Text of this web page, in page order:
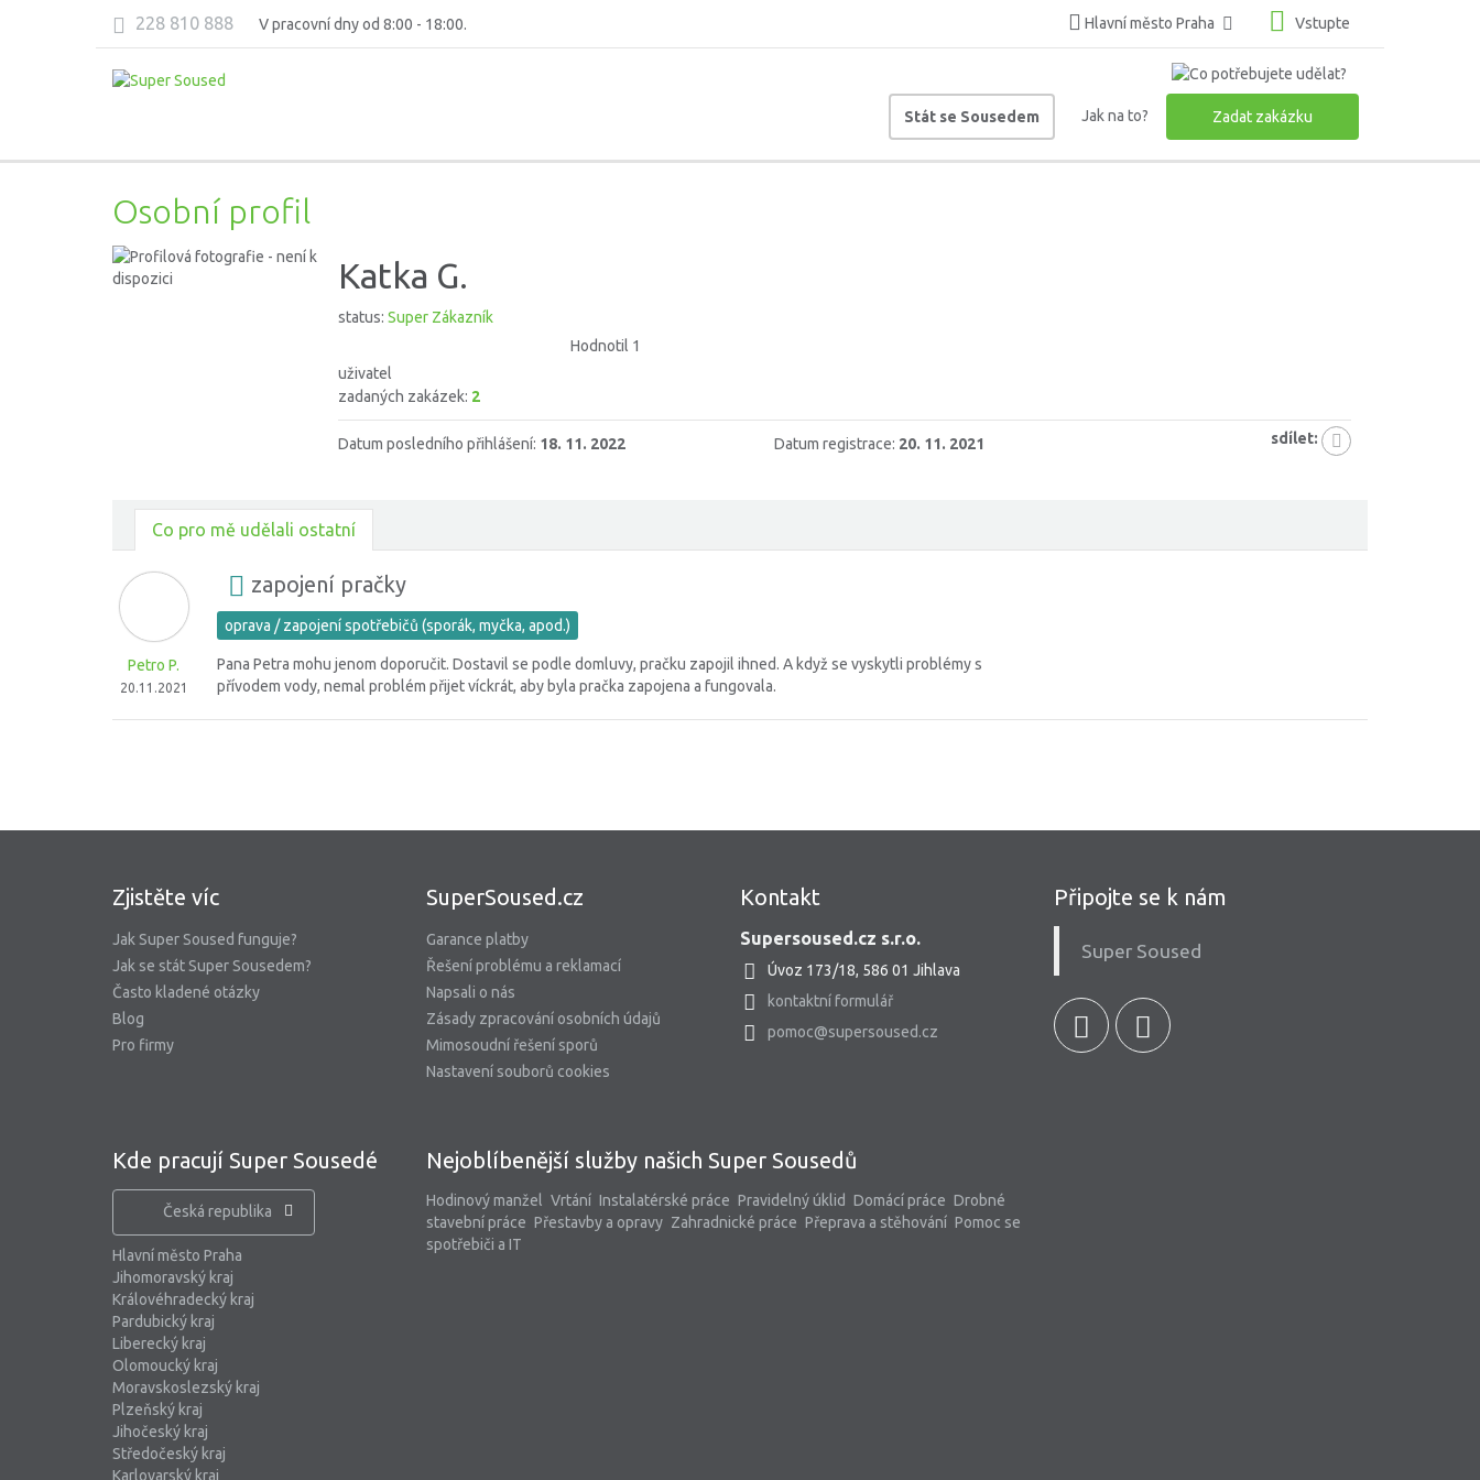
228 810 888 V pracovní dny od 8:00 - 18:00. Hlavní město Praha Vstupte
Stát se Sousedem Jak na to? Zadat zakázku
Osobní profil
Katka G.
status: Super Zákazník
Hodnotil 1
uživatel
zadaných zakázek: 2
Datum posledního přihlášení: 18. 11. 2022 Datum registrace: 20. 11. 2021 sdílet:
Co pro mě udělali ostatní
Petro P.
20.11.2021
zapojení pračky
oprava / zapojení spotřebičů (sporák, myčka, apod.)
Pana Petra mohu jenom doporučit. Dostavil se podle domluvy, pračku zapojil ihned. A když se vyskytli problémy s
přívodem vody, nemal problém přijet víckrát, aby byla pračka zapojena a fungovala.
Zjistěte víc
Jak Super Soused funguje?
Jak se stát Super Sousedem?
Často kladené otázky
Blog
Pro firmy
SuperSoused.cz
Garance platby
Řešení problému a reklamací
Napsali o nás
Zásady zpracování osobních údajů
Mimosoudní řešení sporů
Nastavení souborů cookies
Kontakt
Supersoused.cz s.r.o.
Úvoz 173/18, 586 01 Jihlava
kontaktní formulář
pomoc@supersoused.cz
Kde pracují Super Sousedé
Česká republika
Hlavní město Praha
Jihomoravský kraj
Královéhradecký kraj
Pardubický kraj
Liberecký kraj
Olomoucký kraj
Moravskoslezský kraj
Plzeňský kraj
Jihočeský kraj
Středočeský kraj
Karlovarský kraj
Nejoblíbenější služby našich Super Sousedů
Hodinový manžel Vrtání Instalatérské práce Pravidelný úklid Domácí práce Drobné
stavební práce Přestavby a opravy Zahradnické práce Přeprava a stěhování Pomoc se
spotřebiči a IT
Připojte se k nám
Super Soused